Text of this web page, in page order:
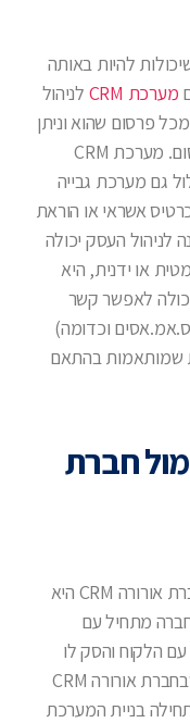
להיות באותה
מערכת CRM
לניהול
פרסום שהוא וניתן
לנתח את הפניות הללו ולשפר את הפרסום. מערכת CRM
גם מערכת גבייה
אשראי או הוראת
לניהול העסק יכולה
או ידנית, היא
לאפשר קשר
וכדומה)
שמותאמות בהתאם
חברת
אם אתם צריכים תוכנה לניהול העסק חברת אורורה CRM היא
מתחיל עם
הלקוח והסק לו
צריכה להיות מותאמת התוכנה. לאחר שבחברת אורורה CRM
בניית המערכת